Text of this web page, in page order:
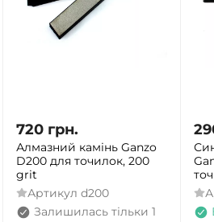
720 грн.
Алмазний камінь Ganzo
D200 для точилок, 200
grit
Артикул d200
Залишилась тільки 1